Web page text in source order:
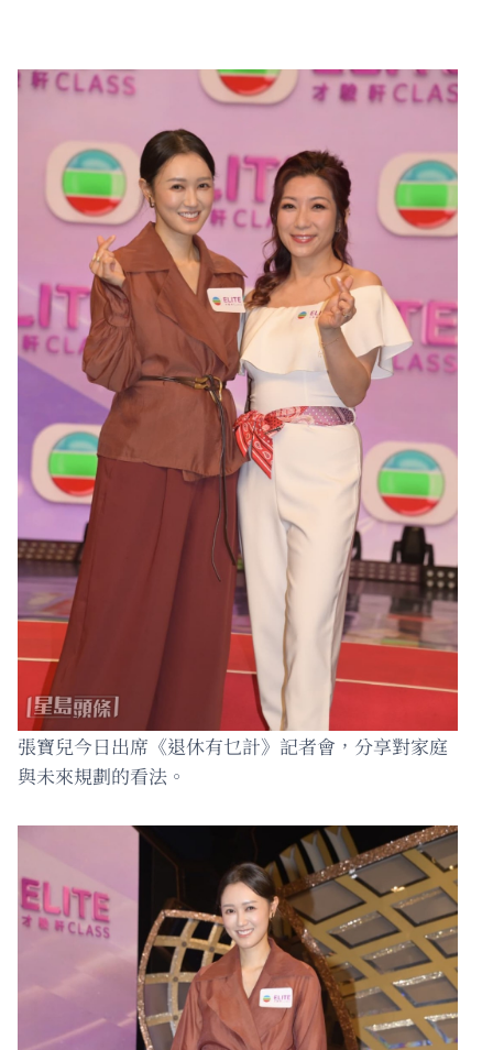
張寶兒今日出席《退休有乜計》記者會，分享對家庭
與未來規劃的看法。